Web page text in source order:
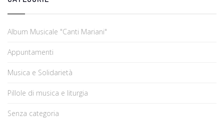
Album Musicale "Canti Mariani"
Appuntamenti
Musica e Solidarietà
Pillole di musica e liturgia
Senza categoria